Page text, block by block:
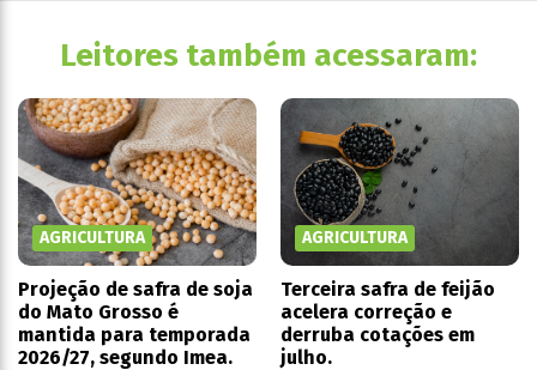
Leitores também acessaram:
AGRICULTURA
Projeção de safra de soja
do Mato Grosso é
mantida para temporada
2026/27, segundo Imea.
AGRICULTURA
Terceira safra de feijão
acelera correção e
derruba cotações em
julho.